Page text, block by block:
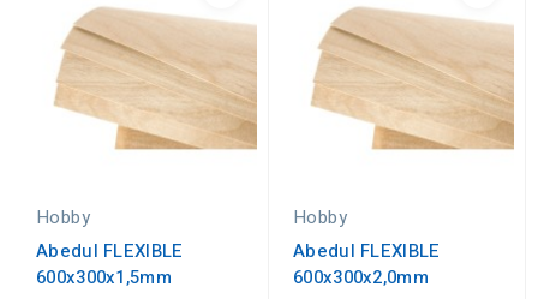
Hobby
Abedul FLEXIBLE
600x300x1,5mm
Hobby
Abedul FLEXIBLE
600x300x2,0mm